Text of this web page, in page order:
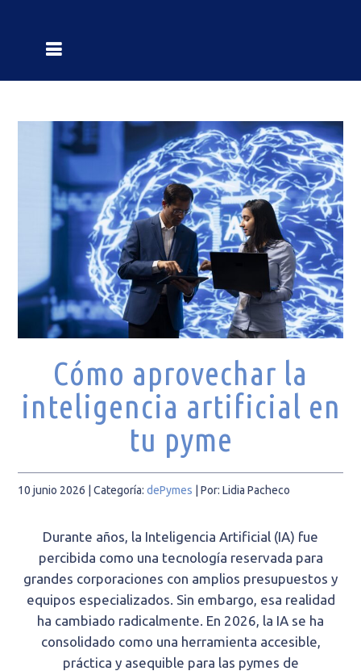
Cómo aprovechar la
inteligencia artificial en
tu pyme
10 junio 2026 | Categoría:dePymes |Por: Lidia Pacheco
Durante años, la Inteligencia Artificial (IA) fue
percibida como una tecnología reservada para
grandes corporaciones con amplios presupuestos y
equipos especializados. Sin embargo, esa realidad
ha cambiado radicalmente. En 2026, la IA se ha
consolidado como una herramienta accesible,
práctica y asequible para las pymes de